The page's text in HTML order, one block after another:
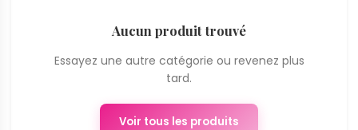
Aucun produit trouvé
Essayez une autre catégorie ou revenez plus
tard.
Voir tous les produits